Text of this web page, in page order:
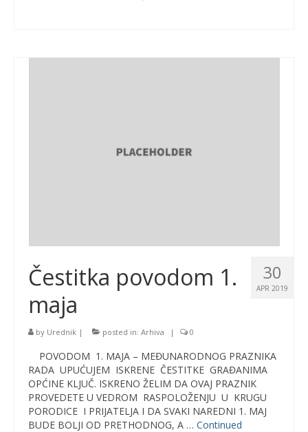
30
APR 2019
Čestitka povodom 1.
maja
by Urednik | posted in: Arhiva | 0
POVODOM 1. MAJA – MEĐUNARODNOG PRAZNIKA
RADA UPUĆUJEM ISKRENE ČESTITKE GRAĐANIMA
OPĆINE KLJUČ. ISKRENO ŽELIM DA OVAJ PRAZNIK
PROVEDETE U VEDROM RASPOLOŽENJU U KRUGU
PORODICE I PRIJATELJA I DA SVAKI NAREDNI 1. MAJ
BUDE BOLJI OD PRETHODNOG, A … Continued